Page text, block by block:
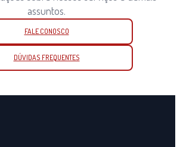
assuntos.
FALE CONOSCO
DÚVIDAS FREQUENTES